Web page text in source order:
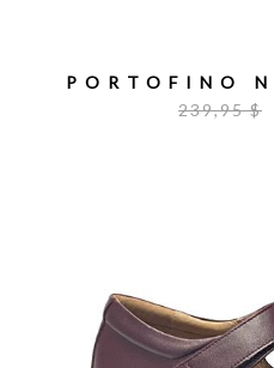
PORTOFINO
239,95 $